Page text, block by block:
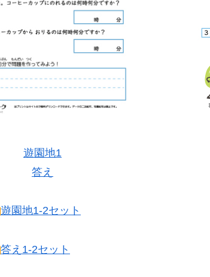
遊園地1
答え
遊園地1-2セット
答え1-2セット